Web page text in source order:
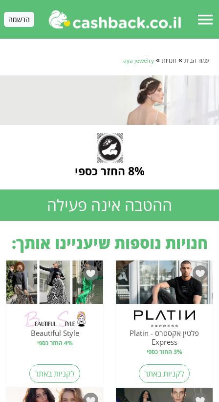
menu הרשמה
עמוד הבית » חנויות »
aya jewelry
8% החזר כספי
ההטבה אינה פעילה
חנויות נוספות שיעניינו אותך:
פלטין אקספרס - Platin
Express
3% החזר כספי
לקניות באתר
Beautiful Style
4% החזר כספי
לקניות באתר